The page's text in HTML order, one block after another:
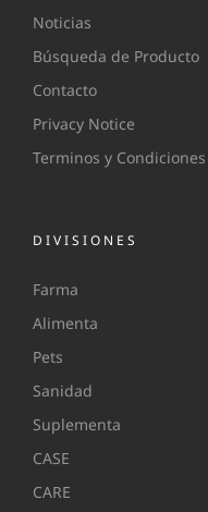
Noticias
Búsqueda de Producto
Contacto
Privacy Notice
Terminos y
DIVISIONES
Farma
Alimenta
Pets
Sanidad
Suplementa
CASE
CARE